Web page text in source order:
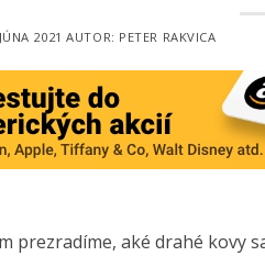
2021 AUTOR: PETER RAKVICA
prezradíme, aké drahé kovy